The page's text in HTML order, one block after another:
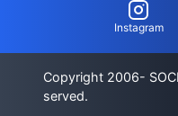
Instagram
Copyright 2006-
served.